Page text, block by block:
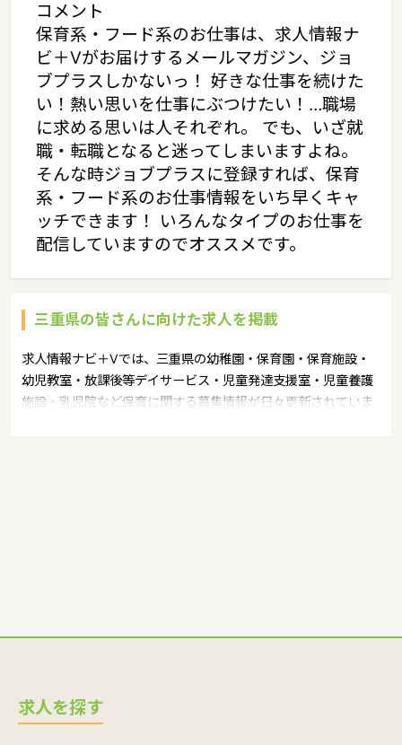
コメント
保育系・フード系のお仕事は、求人情報ナ
ビ＋Vがお届けするメールマガジン、ジョ
ブプラスしかないっ！ 好きな仕事を続けた
い！熱い思いを仕事にぶつけたい！…職場
に求める思いは人それぞれ。 でも、いざ就
職・転職となると迷ってしまいますよね。
そんな時ジョブプラスに登録すれば、保育
系・フード系のお仕事情報をいち早くキャ
ッチできます！ いろんなタイプのお仕事を
配信していますのでオススメです。
三重県の皆さんに向けた求人を掲載
求人情報ナビ＋Vでは、三重県の幼稚園・保育園・保育施設・
幼児教室・放課後等デイサービス・児童発達支援室・児童養護
施設・乳児院など保育に関する募集情報が日々更新されていま
求人を探す